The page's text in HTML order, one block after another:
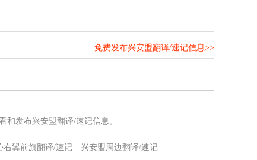
免费发布兴安盟翻译/速记信息>>
发布兴安盟翻译/速记信息。
右翼前旗翻译/速记 兴安盟周边翻译/速记